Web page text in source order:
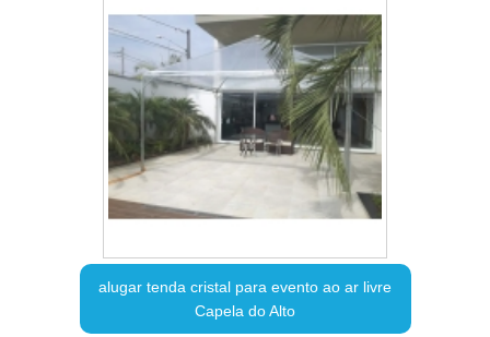
alugar tenda cristal para evento ao ar livre
Capela do Alto